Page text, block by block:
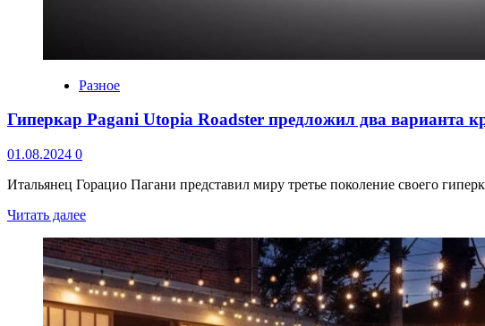
Разное
Гиперкар Pagani Utopia Roadster предложил два варианта
01.08.2024 0
Итальянец Горацио Пагани представил миру третье поколение своего
Читать далее